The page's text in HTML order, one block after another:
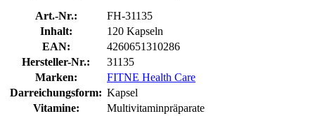
Art.-Nr.:
FH-31135
Inhalt:
120 Kapseln
EAN:
4260651310286
Hersteller-Nr.:
31135
Marken:
FITNE Health Care
Darreichungsform: Kapsel
Vitamine:
Multivitaminpräparate